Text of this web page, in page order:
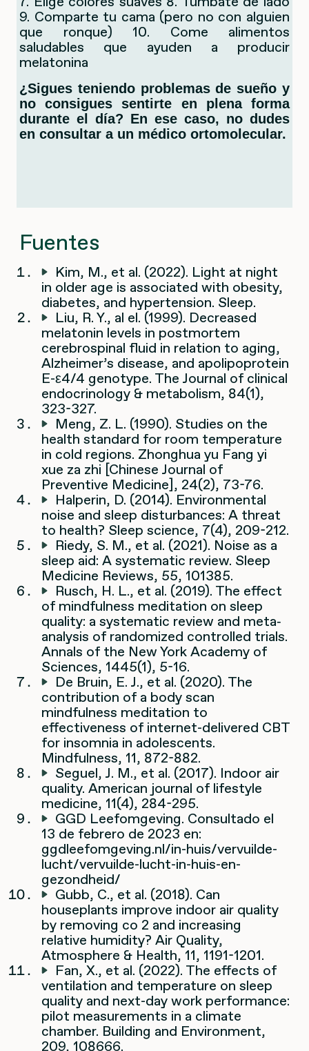
9. Comparte tu cama (pero no con alguien
que ronque) 10. Come alimentos
saludables que ayuden a producir
melatonina
¿Sigues teniendo problemas de sueño y
no consigues sentirte en plena forma
durante el día? En ese caso, no dudes
en consultar a un médico ortomolecular.
Fuentes
Kim, M., et al. (2022). Light at night
in older age is associated with obesity,
diabetes, and hypertension. Sleep.
Liu, R. Y., al el. (1999). Decreased
melatonin levels in postmortem
cerebrospinal fluid in relation to aging,
Alzheimer’s disease, and apolipoprotein
E-ε4/4 genotype. The Journal of clinical
endocrinology & metabolism, 84(1),
323-327.
Meng, Z. L. (1990). Studies on the
health standard for room temperature
in cold regions. Zhonghua yu Fang yi
xue za zhi [Chinese Journal of
Preventive Medicine], 24(2), 73-76.
Halperin, D. (2014). Environmental
noise and sleep disturbances: A threat
to health? Sleep science, 7(4), 209-212.
Riedy, S. M., et al. (2021). Noise as a
sleep aid: A systematic review. Sleep
Medicine Reviews, 55, 101385.
Rusch, H. L., et al. (2019). The effect
of mindfulness meditation on sleep
quality: a systematic review and meta‐
analysis of randomized controlled trials.
Annals of the New York Academy of
Sciences, 1445(1), 5-16.
De Bruin, E. J., et al. (2020). The
contribution of a body scan
mindfulness meditation to
effectiveness of internet-delivered CBT
for insomnia in adolescents.
Mindfulness, 11, 872-882.
Seguel, J. M., et al. (2017). Indoor air
quality. American journal of lifestyle
medicine, 11(4), 284-295.
GGD Leefomgeving. Consultado el
13 de febrero de 2023 en:
ggdleefomgeving.nl/in-huis/vervuilde-
lucht/vervuilde-lucht-in-huis-en-
gezondheid/
Gubb, C., et al. (2018). Can
houseplants improve indoor air quality
by removing co 2 and increasing
relative humidity? Air Quality,
Atmosphere & Health, 11, 1191-1201.
Fan, X., et al. (2022). The effects of
ventilation and temperature on sleep
quality and next-day work performance:
pilot measurements in a climate
chamber. Building and Environment,
209, 108666.